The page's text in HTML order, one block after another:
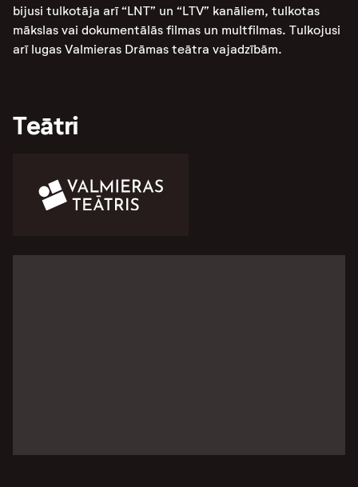
bijusi tulkotāja arī “LNT” un “LTV” kanāliem, tulkotas
mākslas vai dokumentālās filmas un multfilmas. Tulkojusi
arī lugas Valmieras Drāmas teātra vajadzībām.
Teātri